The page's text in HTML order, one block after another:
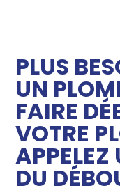
PLUS
UN
FAIRE
VOTRE
APPELEZ
DU